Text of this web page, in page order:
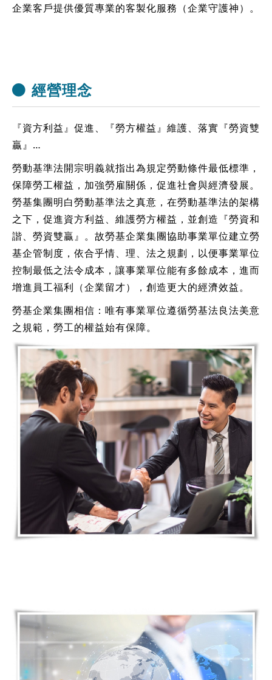
企業客戶提供優質專業的客製化服務（企業守護神）。
經營理念
『資方利益』促進、『勞方權益』維護、落實『勞資雙
贏』…
勞動基準法開宗明義就指出為規定勞動條件最低標準，
保障勞工權益，加強勞雇關係，促進社會與經濟發展。
勞基集團明白勞動基準法之真意，在勞動基準法的架構
之下，促進資方利益、維護勞方權益，並創造『勞資和
諧、勞資雙贏』。故勞基企業集團協助事業單位建立勞
基企管制度，依合乎情、理、法之規劃，以便事業單位
控制最低之法令成本，讓事業單位能有多餘成本，進而
增進員工福利（企業留才），創造更大的經濟效益。
勞基企業集團相信：唯有事業單位遵循勞基法良法美意
之規範，勞工的權益始有保障。